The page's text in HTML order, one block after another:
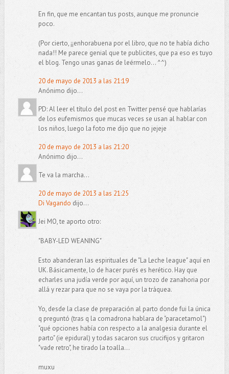
En fin, que me encantan tus posts, aunque me pronuncie
poco.
(Por cierto, ¡¡enhorabuena por el libro, que no te había dicho
nada!! Me parece genial que te publicites, que pa eso es tuyo
el blog. Tengo unas ganas de leérmelo... ^^)
20 de mayo de 2013 a las 21:19
Anónimo dijo...
PD: Al leer el título del post en Twitter pensé que hablarías
de los eufemismos que mucas veces se usan al hablar con
los niños, luego la foto me dijo que no jejeje
20 de mayo de 2013 a las 21:20
Anónimo dijo...
Te va la marcha...
20 de mayo de 2013 a las 21:25
Di Vagando dijo...
Jei MO, te aporto otro:
"BABY-LED WEANING"
Esto abanderan las espirituales de "La Leche league" aquí en
UK. Básicamente, lo de hacer purés es herético. Hay que
echarles una judía verde por aquí, un trozo de zanahoria por
allá y rezar para que no se vaya por la tráquea.
Yo, desde la clase de preparación al parto donde fui la única
q preguntó (tras q la comadrona hablara de "paracetamol")
"qué opciones había con respecto a la analgesia durante el
parto" (ie epidural) y todas sacaron sus crucifijos y gritaron
"vade retro", he tirado la toalla...
muxu